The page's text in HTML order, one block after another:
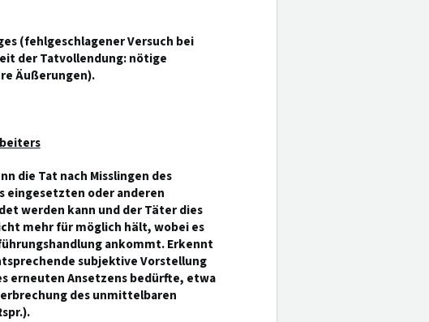
(fehlgeschlagener Versuch bei
der Tatvollendung: nötige
Äußerungen).
die Tat nach Misslingen des
eingesetzten oder anderen
werden kann und der Täter dies
mehr für möglich hält, wobei es
ankommt. Erkennt
subjektive Vorstellung
erneuten Ansetzens bedürfte, etwa
des unmittelbaren